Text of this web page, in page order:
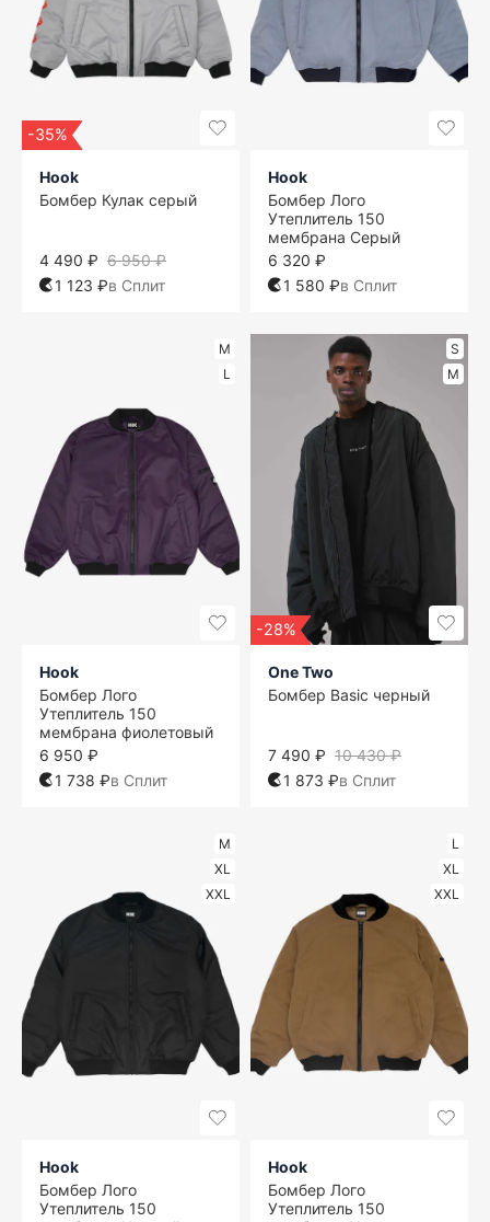
-35%
Hook
Бомбер Кулак серый
6 950 ₽
4 490 ₽
1 123 ₽в Сплит
Hook
Бомбер Лого
Утеплитель 150
мембрана Серый
6 320 ₽
1 580 ₽в Сплит
M
L
Hook
Бомбер Лого
Утеплитель 150
мембрана фиолетовый
6 950 ₽
1 738 ₽в Сплит
S
M
-28%
One Two
Бомбер Basic черный
10 430 ₽
7 490 ₽
1 873 ₽в Сплит
M
XL
XXL
Hook
Бомбер Лого
Утеплитель 150
L
XL
XXL
Hook
Бомбер Лого
Утеплитель 150